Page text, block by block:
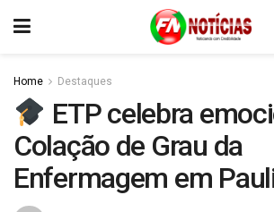
Home Destaques
ETP celebra
Colação de Grau da
Enfermagem em